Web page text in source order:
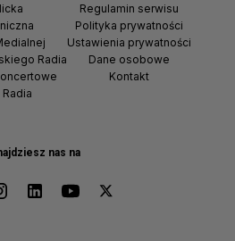
nas na
Radia
Regulamin serwisu
Polityka prywatności
Ustawienia prywatności
Dane osobowe
Kontakt